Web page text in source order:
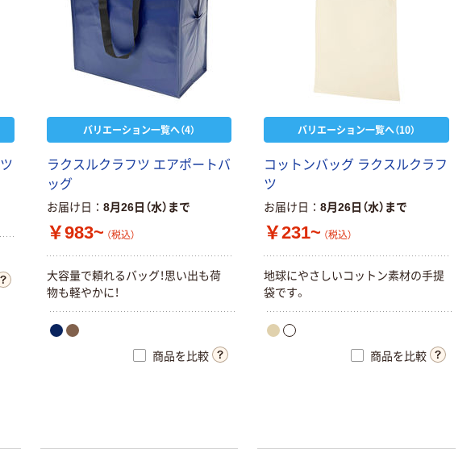
ツ
バリエーション一覧へ（4）
ラク ス ルク ラ フツ エアポー トバ
ッグ
お届け日 8月26日（水）まで
￥983~ （税込）
大容量で頼れる バッグ！思い出も荷
物も軽やかに！
商品を比較
バリエーション一覧へ（10）
コ ッ ト ンバッグ ラク ス ルク ラ フ
ツ
お届け日 8月26日（水）まで
￥231~ （税込）
地球にやさ しいコ ッ ト ン素材の手提
袋です。
商品を比較